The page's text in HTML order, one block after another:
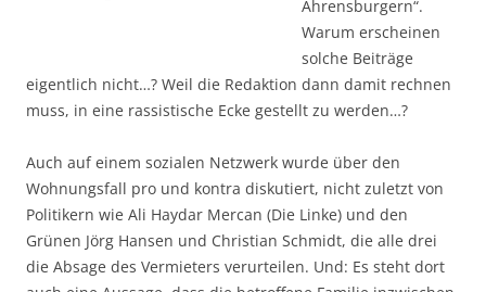
Ahrensburgern“.
Warum erscheinen
solche Beiträge
eigentlich nicht…? Weil die Redaktion dann damit rechnen
muss, in eine rassistische Ecke gestellt zu werden…?
Auch auf einem sozialen Netzwerk wurde über den
Wohnungsfall pro und kontra diskutiert, nicht zuletzt von
Politikern wie Ali Haydar Mercan (Die Linke) und den
Grünen Jörg Hansen und Christian Schmidt, die alle drei
die Absage des Vermieters verurteilen. Und: Es steht dort